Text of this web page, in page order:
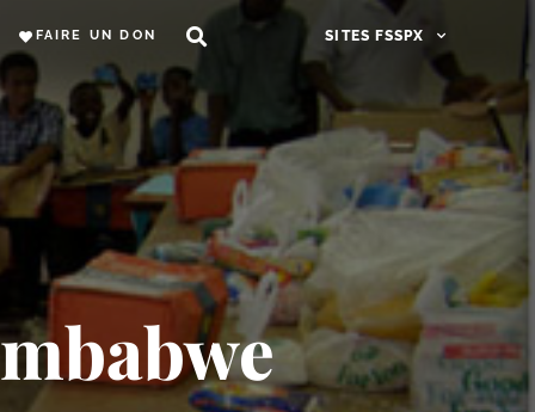
FAIRE UN DON SITES FSSPX